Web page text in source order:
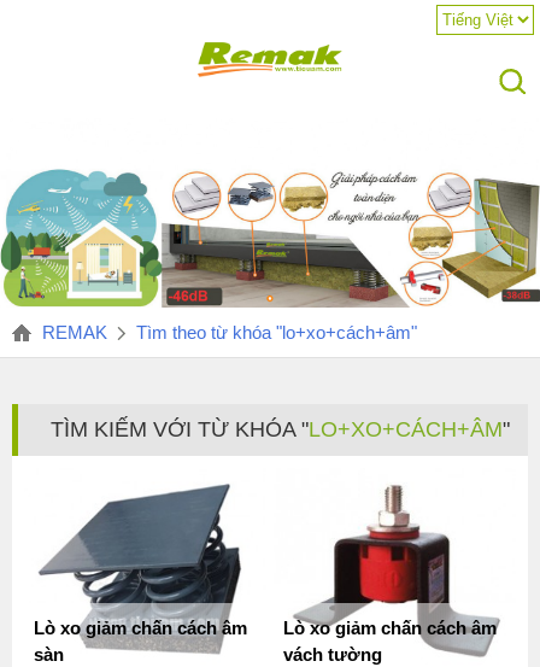
REMAK Tìm theo từ khóa "lo+xo+cách+âm"
TÌM KIẾM VỚI TỪ KHÓA "LO+XO+CÁCH+ÂM"
Lò xo giảm chấn cách âm
sàn
Lò xo giảm chấn cách âm
vách tường